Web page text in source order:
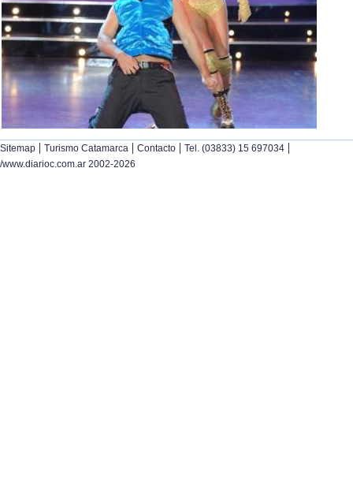
Sitemap | Turismo Catamarca | Contacto | Tel. (03833) 15 697034 |
/www.diarioc.com.ar 2002-2026